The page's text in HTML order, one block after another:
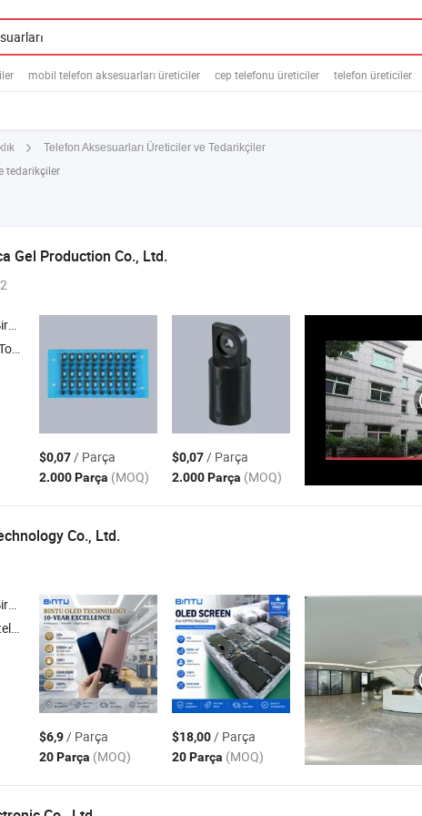
mobil telefon aksesuarları üreticiler cep telefonu üreticiler telefon üreticiler
Telefon Aksesuarları Üreticiler ve Tedarikçiler
tedarikçiler
Gel Production Co., Ltd.
, Anahtar Aktüatör Çubuğu , Mobil Telefon Anahtar Piston ,
$0,07/ Parça
2.000 Parça (MOQ)
$0,07/ Parça
2.000 Parça (MOQ)
Co., Ltd.
, LCD ekran ,telefon ekranı ,telefon aksesuarı
$6,9/ Parça
20 Parça (MOQ)
$18,00/ Parça
20 Parça (MOQ)